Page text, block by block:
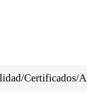
Certificados/